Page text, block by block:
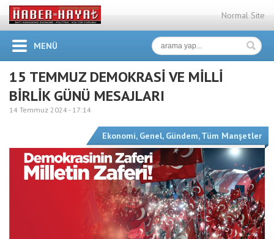
Normal Site
MENÜ
15 TEMMUZ DEMOKRASİ VE MİLLİ
BİRLİK GÜNÜ MESAJLARI
14 Temmuz 2024 - 17:14
Ekonomi, Genel, Gündem,Tüm Manşetler